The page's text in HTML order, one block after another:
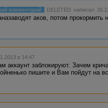
комментарий DELETED написал
аков, потом прокормить
в 14:47
аккаунт заблокируют. Зачем
пишите и Вам пойдут на